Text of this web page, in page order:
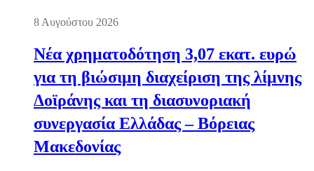
8 Αυγούστου 2026
Νέα χρηματοδότηση 3,07 εκατ. ευρώ
για τη βιώσιμη διαχείριση της λίμνης
Δοϊράνης και τη διασυνοριακή
συνεργασία Ελλάδας – Βόρειας
Μακεδονίας